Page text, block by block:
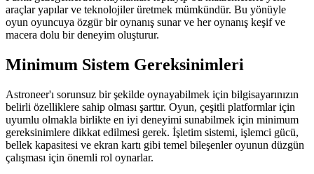
araçlar yapılar ve teknolojiler üretmek mümkündür. Bu yönüyle
oyun oyuncuya özgür bir oynanış sunar ve her oynanış keşif ve
macera dolu bir deneyim oluşturur.
Minimum Sistem Gereksinimleri
Astroneer'ı sorunsuz bir şekilde oynayabilmek için bilgisayarınızın
belirli özelliklere sahip olması şarttır. Oyun, çeşitli platformlar için
uyumlu olmakla birlikte en iyi deneyimi sunabilmek için minimum
gereksinimlere dikkat edilmesi gerek. İşletim sistemi, işlemci gücü,
bellek kapasitesi ve ekran kartı gibi temel bileşenler oyunun düzgün
çalışması için önemli rol oynarlar.